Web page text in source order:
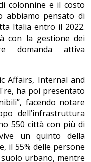
colonnine e il costo
abbiamo pensato di
Italia entro il 2022.
con la gestione dei
domanda attiva
Affairs, Internal and
ha poi presentato
facendo notare
dell’infrastruttura
550 città con più di
un quinto della
il 55% delle persone
suolo urbano, mentre